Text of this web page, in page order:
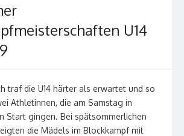
U14
traf die U14 härter als erwartet und so
Athletinnen, die am Samstag in
Start gingen. Bei spätsommerlichen
die Mädels im Blockkampf mit